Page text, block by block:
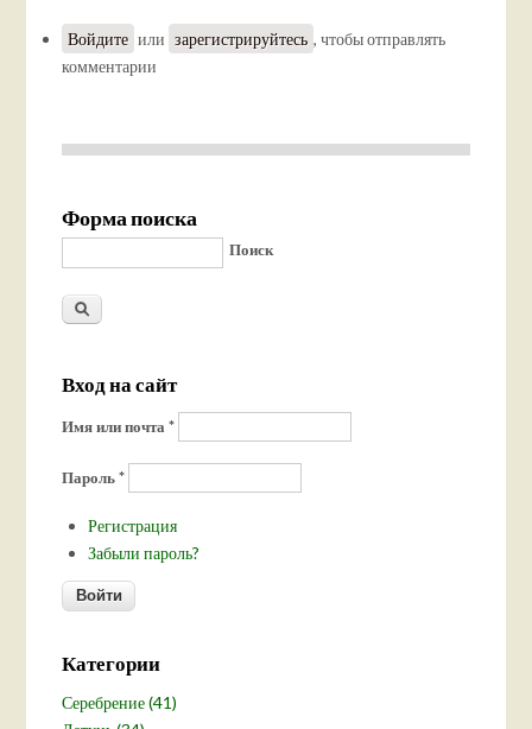
Войдите или зарегистрируйтесь , чтобы отправлять
комментарии
Форма поиска
Поиск
Вход на сайт
Имя или почта*
Пароль*
Регистрация
Забыли пароль?
Категории
Серебрение (41)